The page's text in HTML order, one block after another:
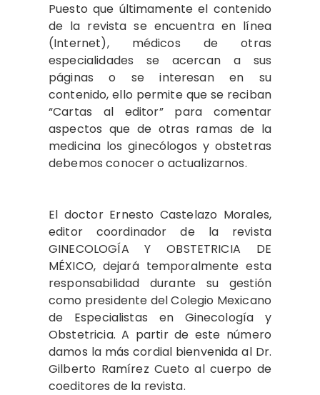
Puesto que últimamente el contenido
de la revista se encuentra en línea
(Internet), médicos de otras
especialidades se acercan a sus
páginas o se interesan en su
contenido, ello permite que se reciban
“Cartas al editor” para comentar
aspectos que de otras ramas de la
medicina los ginecólogos y obstetras
debemos conocer o actualizarnos.
El doctor Ernesto Castelazo Morales,
editor coordinador de la revista
GINECOLOGÍA Y OBSTETRICIA DE
MÉXICO, dejará temporalmente esta
responsabilidad durante su gestión
como presidente del Colegio Mexicano
de Especialistas en Ginecología y
Obstetricia. A partir de este número
damos la más cordial bienvenida al Dr.
Gilberto Ramírez Cueto al cuerpo de
coeditores de la revista.